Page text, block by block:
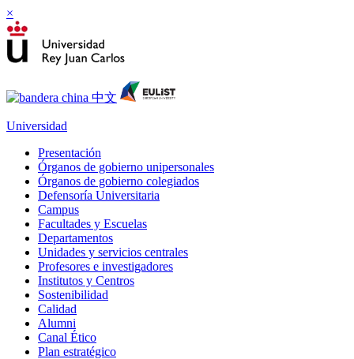
×
Universidad
Presentación
Órganos de gobierno unipersonales
Órganos de gobierno colegiados
Defensoría Universitaria
Campus
Facultades y Escuelas
Departamentos
Unidades y servicios centrales
Profesores e investigadores
Institutos y Centros
Sostenibilidad
Calidad
Alumni
Canal Ético
Plan estratégico